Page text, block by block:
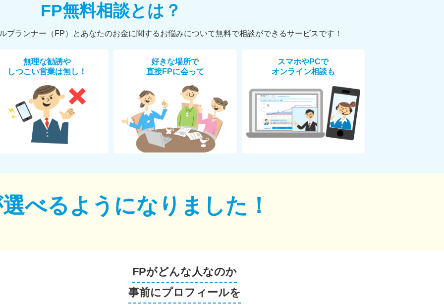
FP無料相談とは？
プランナー（FP）とあなたのお金に関するお悩みについて無料で相談ができるサービスです！
無理な勧誘や
しつこい営業は無し！
好きな場所で
直接FPに会って
スマホやPCで
オンライン相談も
べるようになりました！
FPがどんな人なのか
事前にプロフィールを